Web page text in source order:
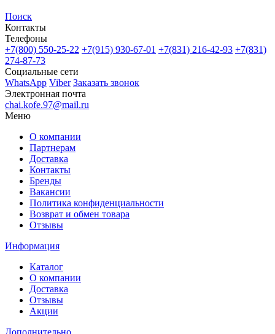
Поиск
Контакты
Телефоны
+7(800) 550-25-22 +7(915) 930-67-01 +7(831) 216-42-93 +7(831)
274-87-73
Социальные сети
WhatsApp Viber Заказать звонок
Электронная почта
chai.kofe.97@mail.ru
Меню
О компании
Партнерам
Доставка
Контакты
Бренды
Вакансии
Политика конфиденциальности
Возврат и обмен товара
Отзывы
Информация
Каталог
О компании
Доставка
Отзывы
Акции
Дополнительно